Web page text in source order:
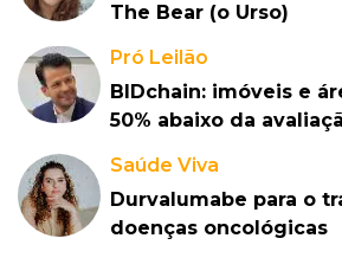
The Bear (o Urso)
Pró Leilão
BIDchain: imóveis e
50% abaixo da
Saúde Viva
Durvalumabe para o
doenças oncológicas